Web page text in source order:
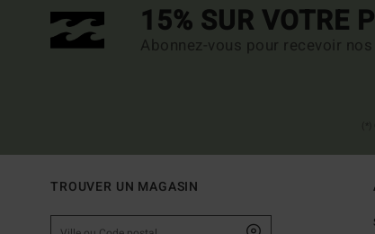
15% SUR VOTRE
Abonnez-vous pour recevoir
TROUVER UN MAGASIN